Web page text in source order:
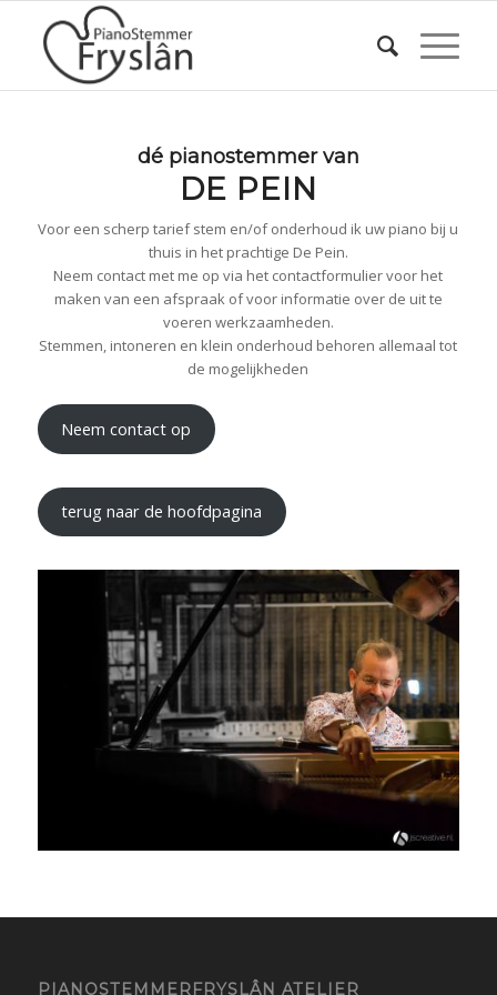
dé pianostemmer van
DE PEIN
Voor een scherp tarief stem en/of onderhoud ik uw piano bij u
thuis in het prachtige De Pein.
Neem contact met me op via het contactformulier voor het
maken van een afspraak of voor informatie over de uit te
voeren werkzaamheden.
Stemmen, intoneren en klein onderhoud behoren allemaal tot
de mogelijkheden
Neem contact op
terug naar de hoofdpagina
PIANOSTEMMERFRYSLÂN ATELIER